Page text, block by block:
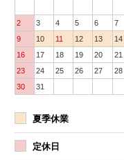
2
3 4 5 6 7
9
10 11 12 13 14
16
17 18 19 20 21
23
24 25 26 27 28
30
31
夏季休業
定休日